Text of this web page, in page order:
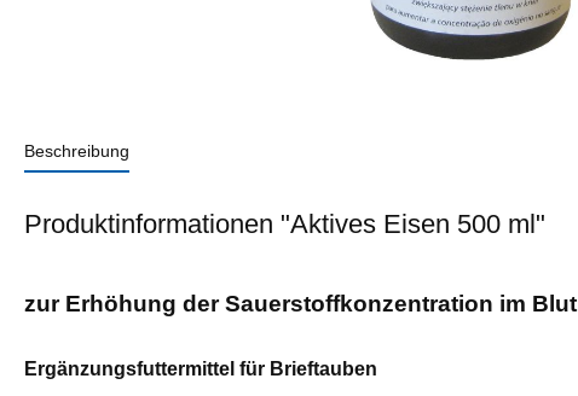
Beschreibung
Produktinformationen "Aktives Eisen 500 ml"
zur Erhöhung der Sauerstoffkonzentration im Blut
Ergänzungsfuttermittel für Brieftauben